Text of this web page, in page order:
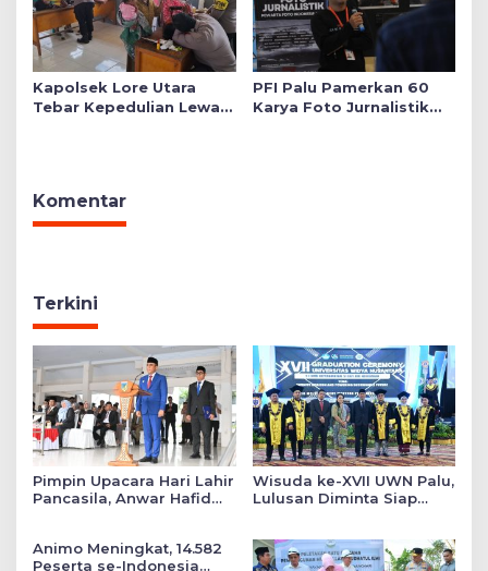
Kapolsek Lore Utara
Tebar Kepedulian Lewat
PFI Palu Pamerkan 60
Karya Foto Jurnalistik
Komentar
Terkini
Pimpin Upacara Hari Lahir
Pancasila, Anwar Hafid
Wisuda ke-XVII UWN Palu,
Lulusan Diminta Siap
Animo Meningkat, 14.582
Peserta se-Indonesia